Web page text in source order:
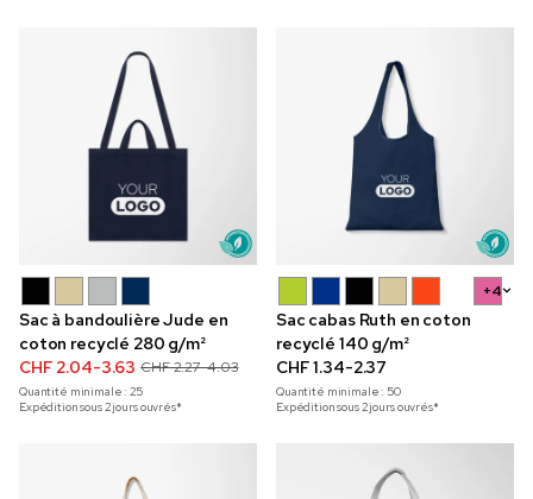
Sac à bandoulière Jude en
coton recyclé 280 g/m²
CHF 2.04-3.63 CHF 2.27-4.03
Quantité minimale :25
Expédition sous 2 jours ouvrés*
+4
Sac cabas Ruth en coton
recyclé 140 g/m²
CHF 1.34-2.37
Quantité minimale : 50
Expédition sous 2 jours ouvrés*